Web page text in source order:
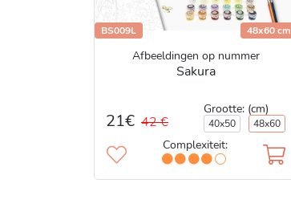
BS009L 48x60 cm
Afbeeldingen op nummer
Sakura
21€ 42 €
Grootte: (cm)
40x50 48x60
Complexiteit: